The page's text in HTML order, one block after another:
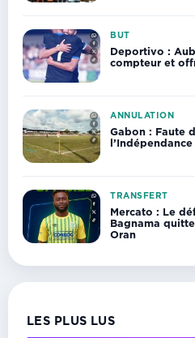
BUT
Deportivo :
compteur et
ANNULATION
Gabon : Faute
TRANSFERT
Mercato : Le
Bagnama
Oran
LES PLUS LUS